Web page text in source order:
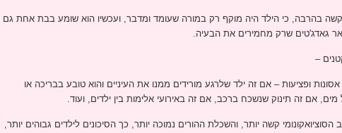
בהרבה, כי הילד היה מוקף רק במורה שעומד ומדבר, ועכשיו הוא שומע בבת אחת גם
גאדג'טים שרק מחמירים את הבעיה.
–
ופציעות – אם זה ילד שלרגע מורידים ממנו את העיניים והוא טובע בבריכה או
אם זה תינוק שנשכח ברכב, אם זה באירועי אלימות בין ילדים, ועוד.
קשה יותר, והשכלת ההורים נמוכה יותר, כך הסיכונים לילדים גבוהים יותר,